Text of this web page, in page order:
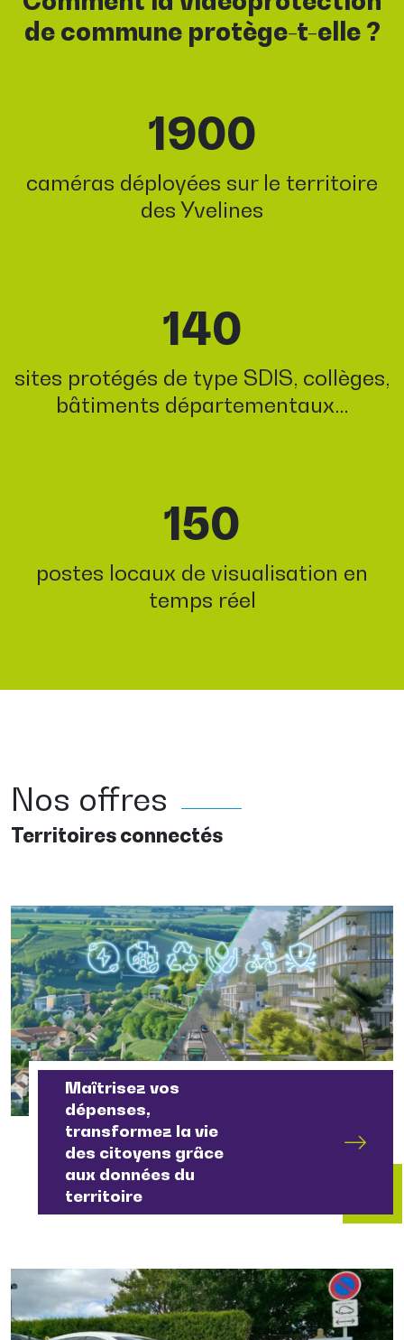
de commune protège-t-elle ?
1900
caméras déployées sur le territoire
des Yvelines
140
sites protégés de type SDIS, collèges,
bâtiments départementaux…
150
postes locaux de visualisation en
temps réel
Nos offres
Territoires connectés
Maîtrisez vos
dépenses,
transformez la vie
des citoyens grâce
aux données du
territoire